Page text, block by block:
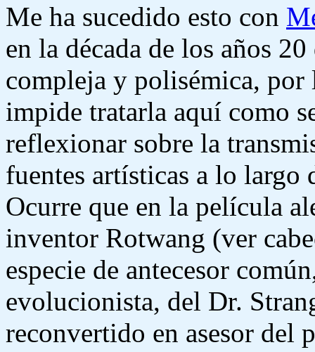
Me ha sucedido esto con
en la década de los años
compleja y polisémica,
impide tratarla aquí como
reflexionar sobre la
fuentes artísticas a lo largo
Ocurre que en la película
inventor Rotwang (ver
especie de antecesor
evolucionista, del Dr.
reconvertido en asesor del